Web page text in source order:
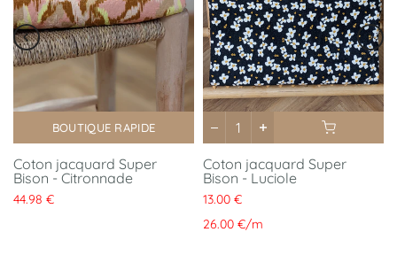
BOUTIQUE RAPIDE
Coton jacquard Super
Bison - Citronnade
44.98 €
Coton jacquard Super
Bison - Luciole
13.00 €
26.00 €/m